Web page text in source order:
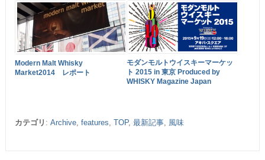
Modern Malt Whisky
Market2014 レポート
モダンモルトウイスキーマーケッ
ト 2015 in 東京 Produced by
WHISKY Magazine Japan
カテゴリ : Archive, features TOP, 最新記事, 風味